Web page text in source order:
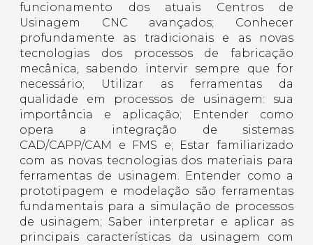
funcionamento dos atuais Centros de
Usinagem CNC avançados; Conhecer
profundamente as tradicionais e as novas
tecnologias dos processos de fabricação
mecânica, sabendo intervir sempre que for
necessário; Utilizar as ferramentas da
qualidade em processos de usinagem: sua
importância e aplicação; Entender como
opera a integração de sistemas
CAD/CAPP/CAM e FMS e; Estar familiarizado
com as novas tecnologias dos materiais para
ferramentas de usinagem. Entender como a
prototipagem e modelação são ferramentas
fundamentais para a simulação de processos
de usinagem; Saber interpretar e aplicar as
principais características da usinagem com